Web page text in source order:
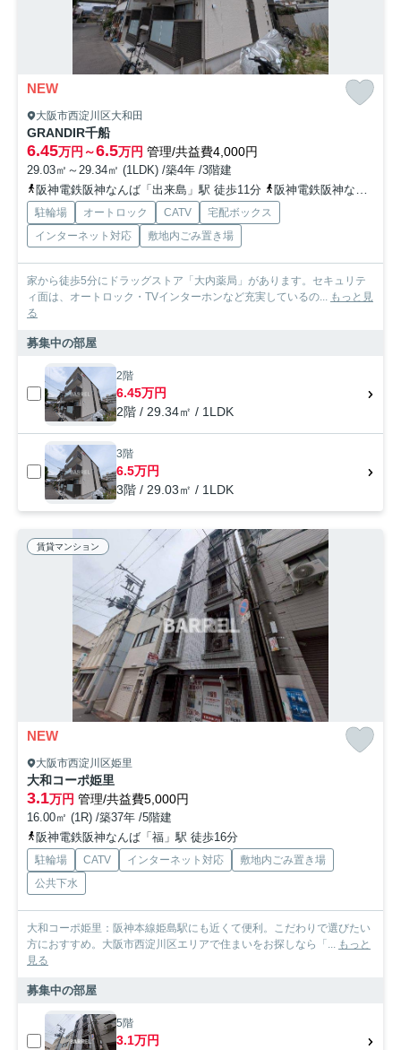
NEW
大阪市西淀川区大和田
GRANDIR千船
6.45万円～6.5万円 管理/共益費4,000円
29.03㎡～29.34㎡ (1LDK) /築4年 /3階建
阪神電鉄阪神なんば「出来島」駅 徒歩11分
阪神電鉄阪神なんば「福」駅 徒歩17分
駐輪場 オートロック CATV
宅配ボックス
インターネット対応
敷地内ごみ置き場
家から徒歩5分にドラッグストア「大内薬局」があります。セキュリテ
ィ面は、オートロック・TVインターホンなど充実しているの...
もっと見
る
募集中の部屋
2階
6.45万円
2階 / 29.34㎡ / 1LDK
3階
6.5万円
3階 / 29.03㎡ / 1LDK
賃貸マンション
NEW
大阪市西淀川区姫里
大和コーポ姫里
3.1万円 管理/共益費5,000円
16.00㎡ (1R) /築37年 /5階建
阪神電鉄阪神なんば「福」駅 徒歩16分
駐輪場 CATV インターネット対応
敷地内ごみ置き場
公共下水
大和コーポ姫里：阪神本線姫島駅にも近くて便利。こだわりで選びたい
方におすすめ。大阪市西淀川区エリアで住まいをお探しなら「...
もっと
見る
募集中の部屋
5階
3.1万円